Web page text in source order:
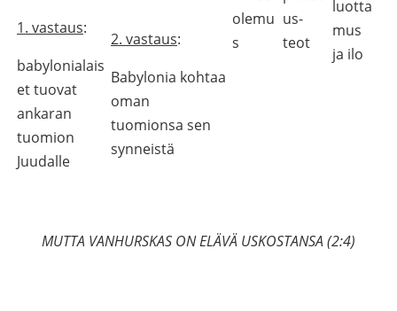
olemu
s
us-
teot
luotta
mus
ja ilo
1. vastaus:
babylonialais
et tuovat
ankaran
tuomion
Juudalle
2. vastaus:
Babylonia kohtaa
oman
tuomionsa sen
synneistä
MUTTA VANHURSKAS ON ELÄVÄ USKOSTANSA (2:4)